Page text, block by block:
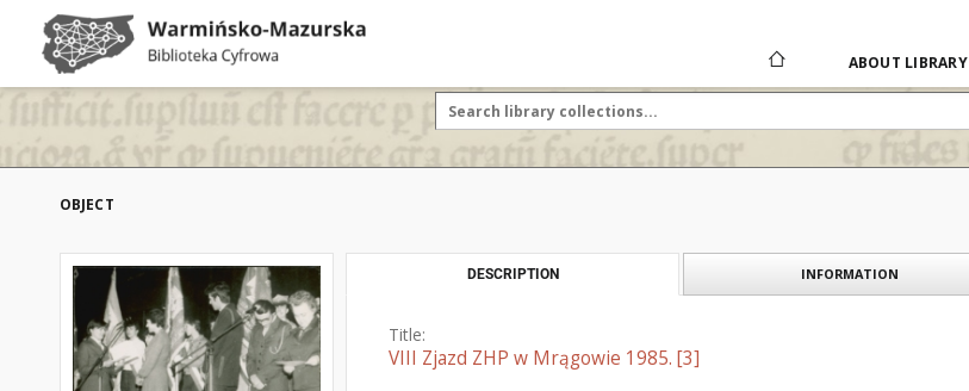
ABOUT LIBRARY
OBJECT
DESCRIPTION INFORMATION
Title:
VIII Zjazd ZHP w Mrągowie 1985. [3]